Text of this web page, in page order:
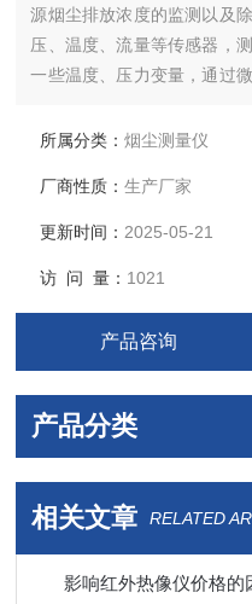
源烟尘排放浓度的监测以及
压、温度、流量等传感器，
一些温度、压力变量，通过
模块中，根据采样后的滤筒/
所属分类：烟尘测量仪
厂商性质：生产厂家
更新时间： 2025-05-21
访 问 量： 1021
产品咨询
产品分类
相关文章 RELATED
影响红外热像仪价格的